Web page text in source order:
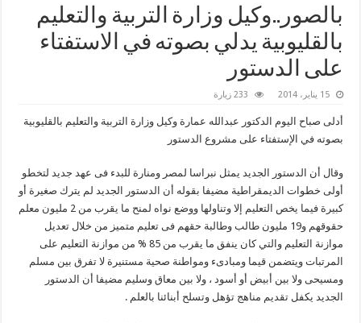
بالصور..وكيل وزارة التربية والتعليم
بالقليوبية يدلي بصوته في الاستفتاء
على الدستور
15 يناير، 2014 233 زيارة
أدلى صباح اليوم الدكتور عبدالله عمارة وكيل وزارة التربية والتعليم بالقليوبية
بصوته في الإستفتاء على مشروع الدستور
وقال أن الدستور الجديد يمثل نبراسا لمصر ومنارة للبدء فى عهد جديد لتخطو
أولى خطوات الديمقراطية مضيفا بقوله أن الدستور الجديد لم يترك صغيرة أو
كبيرة فيما يخص التعليم إلا وتناولها ووضع نواه لمنح ما يقرب من 2 مليون معلم
حقوقهم و19 مليون طالب وطالبة حقهم فى تعليم متميز من خلال تعديل
موازنة التعليم والتي كان ينفق ما يقرب من 85 % من موازنة التعليم على
المرتبات ويتضمن قيما ومبادىء ومواطنة صحية مستنيرة لا تفرق بين مسلم
ومسيحى ولا بين أبيض أو أسود ، ولا بين معاق وسليم مضيفا أن الدستور
الجديد يكفل تقديم مناهج تؤهل وتسلح أبنائنا بالعلم .